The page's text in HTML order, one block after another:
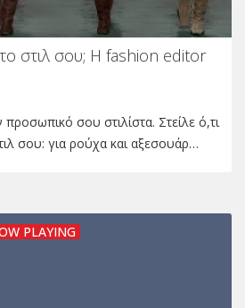
το στιλ σου; Η fashion editor
σου στιλίστα. Στείλε ό,τι
σου: για ρούχα και αξεσουάρ…
PLAYING